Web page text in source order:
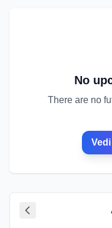
terra e alle tradizioni
No
There are no